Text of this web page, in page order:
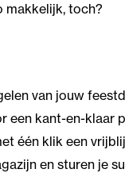
makkelijk, toch?
van jouw
een kant-en-klaar
één klik een
en sturen je